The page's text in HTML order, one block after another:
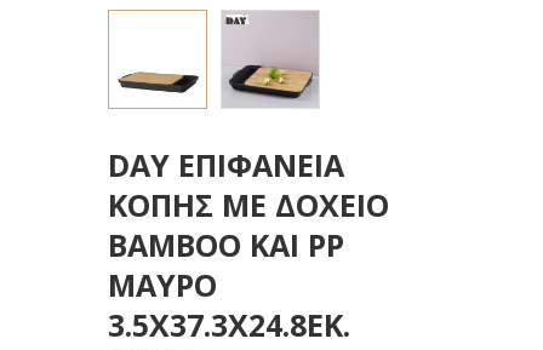
DAY ΕΠΙΦΑΝΕΙΑ
ΚΟΠΗΣ ΜΕ ΔΟΧΕΙΟ
BAMBOO ΚΑΙ PP
ΜΑΥΡΟ
3.5X37.3X24.8ΕΚ.